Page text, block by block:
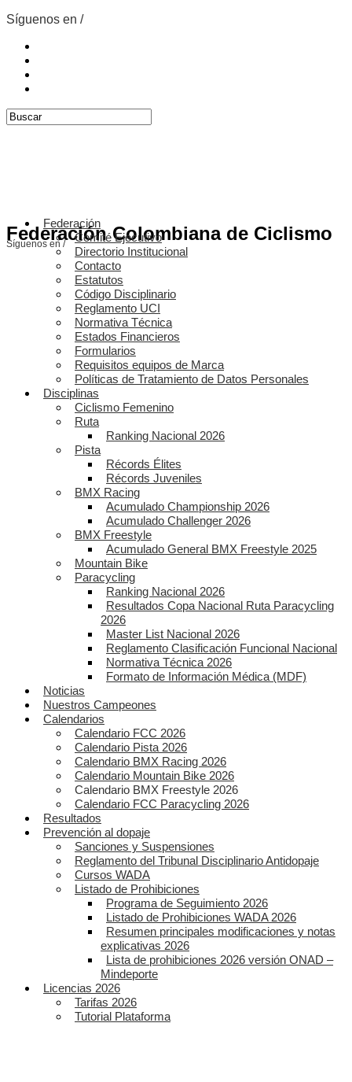
Síguenos en /
Federación Colombiana de Ciclismo
Síguenos en /
Federación
Comité Ejecutivo
Directorio Institucional
Contacto
Estatutos
Código Disciplinario
Reglamento UCI
Normativa Técnica
Estados Financieros
Formularios
Requisitos equipos de Marca
Políticas de Tratamiento de Datos Personales
Disciplinas
Ciclismo Femenino
Ruta
Ranking Nacional 2026
Pista
Récords Élites
Récords Juveniles
BMX Racing
Acumulado Championship 2026
Acumulado Challenger 2026
BMX Freestyle
Acumulado General BMX Freestyle 2025
Mountain Bike
Paracycling
Ranking Nacional 2026
Resultados Copa Nacional Ruta Paracycling
2026
Master List Nacional 2026
Reglamento Clasificación Funcional Nacional
Normativa Técnica 2026
Formato de Información Médica (MDF)
Noticias
Nuestros Campeones
Calendarios
Calendario FCC 2026
Calendario Pista 2026
Calendario BMX Racing 2026
Calendario Mountain Bike 2026
Calendario BMX Freestyle 2026
Calendario FCC Paracycling 2026
Resultados
Prevención al dopaje
Sanciones y Suspensiones
Reglamento del Tribunal Disciplinario Antidopaje
Cursos WADA
Listado de Prohibiciones
Programa de Seguimiento 2026
Listado de Prohibiciones WADA 2026
Resumen principales modificaciones y notas
explicativas 2026
Lista de prohibiciones 2026 versión ONAD –
Mindeporte
Licencias 2026
Tarifas 2026
Tutorial Plataforma